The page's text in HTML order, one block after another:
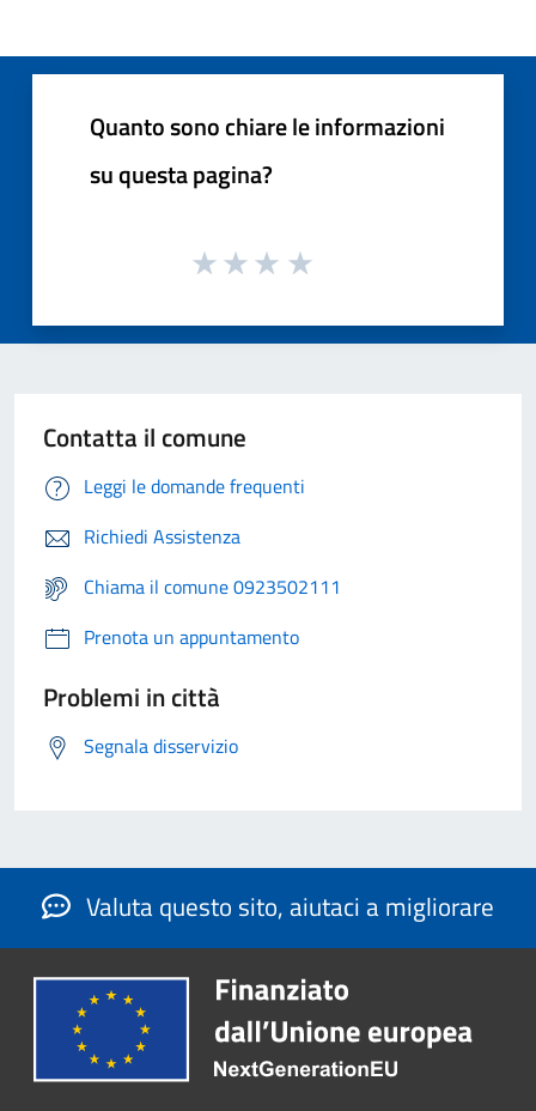
Quanto sono chiare le informazioni
su questa pagina?
Contatta il comune
Leggi le domande frequenti
Richiedi Assistenza
Chiama il comune 0923502111
Prenota un appuntamento
Problemi in città
Segnala disservizio
Valuta questo sito, aiutaci a migliorare